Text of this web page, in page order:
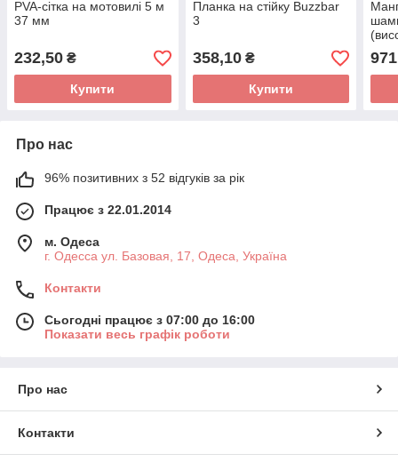
PVA-сітка на мотовилі 5 м
37 мм
232,50 ₴
Купити
Планка на стійку Buzzbar
3
358,10₴
Купити
Про нас
96% позитивних з 52 відгуків за рік
Працює з 22.01.2014
м. Одеса
г. Одесса ул. Базовая, 17, Одеса, Україна
Контакти
Сьогодні працює з 07:00 до 16:00
Показати весь графік роботи
Про нас
Контакти